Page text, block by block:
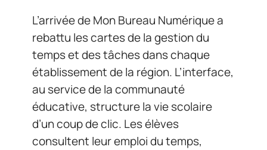
L’arrivée de Mon Bureau Numérique a
rebattu les cartes de la gestion du
temps et des tâches dans chaque
établissement de la région. L’interface,
au service de la communauté
éducative, structure la vie scolaire
d’un coup de clic. Les élèves
consultent leur emploi du temps,